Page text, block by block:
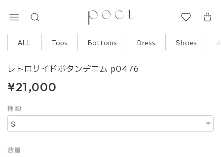
ALL Tops Bottoms Dress Shoes
レトロサイドボタンデニム p0476
¥21,000
種類
数量